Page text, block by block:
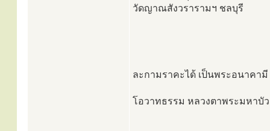
วัดญาณสังวรารามฯ ชลบุรี
ละกามราคะได้ เป็นพระอนาคา
โอวาทธรรม หลวงตาพระมหา